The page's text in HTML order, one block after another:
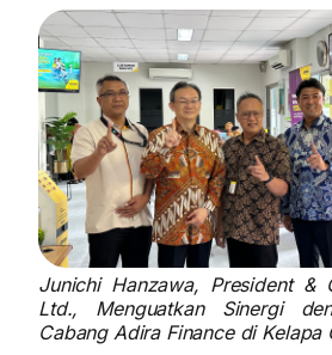
Junichi Hanzawa, President &
Ltd., Menguatkan Sinergi
Cabang Adira Finance di Kelapa